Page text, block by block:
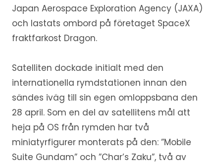
Japan Aerospace Exploration Agency (JAXA)
och lastats ombord på företaget SpaceX
fraktfarkost Dragon.
Satelliten dockade initialt med den
internationella rymdstationen innan den
sändes iväg till sin egen omloppsbana den
28 april. Som en del av satellitens mål att
heja på OS från rymden har två
miniatyrfigurer monterats på den: ”Mobile
Suite Gundam” och ”Char’s Zaku”, två av